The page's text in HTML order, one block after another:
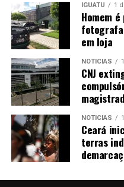
IGUATU 1
Homem
em loja
NOTICIAS
CNJ
NOTICIAS
Ceará
terras